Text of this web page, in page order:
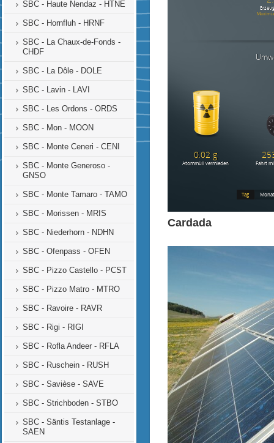
SBC - Haute Nendaz - HTNE
SBC - Hornfluh - HRNF
SBC - La Chaux-de-Fonds -
CHDF
SBC - La Dôle - DOLE
SBC - Lavin - LAVI
SBC - Les Ordons - ORDS
SBC - Mon - MOON
SBC - Monte Ceneri - CENI
SBC - Monte Generoso -
GNSO
SBC - Monte Tamaro - TAMO
SBC - Morissen - MRIS
SBC - Niederhorn - NDHN
SBC - Ofenpass - OFEN
SBC - Pizzo Castello - PCST
SBC - Pizzo Matro - MTRO
SBC - Ravoire - RAVR
SBC - Rigi - RIGI
SBC - Rofla Andeer - RFLA
SBC - Ruschein - RUSH
SBC - Savièse - SAVE
SBC - Strichboden - STBO
SBC - Säntis Testanlage -
SAEN
Cardada